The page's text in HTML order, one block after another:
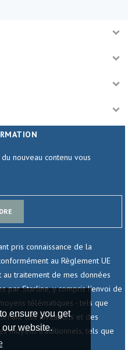
ensure you get
website.
nouveau contenu vous
pris connaissance de la
au Règlement UE
traitement de mes données
par Starline, y compris l'envoi de
télématiques - tels que
des invitations et des
moyens traditionnels, tels que